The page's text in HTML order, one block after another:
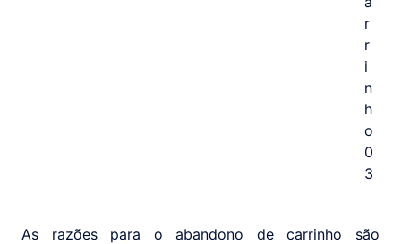
As razões para o abandono de carrinho são